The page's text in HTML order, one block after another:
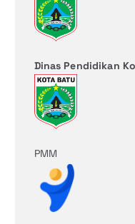
Dinas Pendidikan
PMM